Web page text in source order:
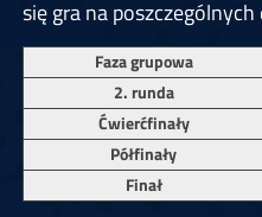
się gra na
Faza grupowa
2. runda
Ćwierćfinały
Półfinały
Finał